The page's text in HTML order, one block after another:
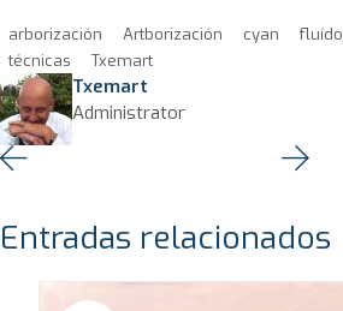
arborización Artborización cyan fluído
técnicas
Txemart
Txemart
Administrator
Entradas relacionados